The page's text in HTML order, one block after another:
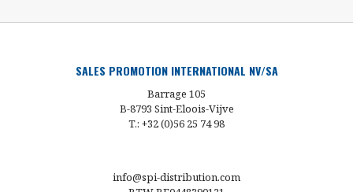
SALES PROMOTION INTERNATIONAL NV/SA
Barrage 105
B-8793 Sint-Eloois-Vijve
T.: +32 (0)56 25 74 98
info@spi-distribution.com